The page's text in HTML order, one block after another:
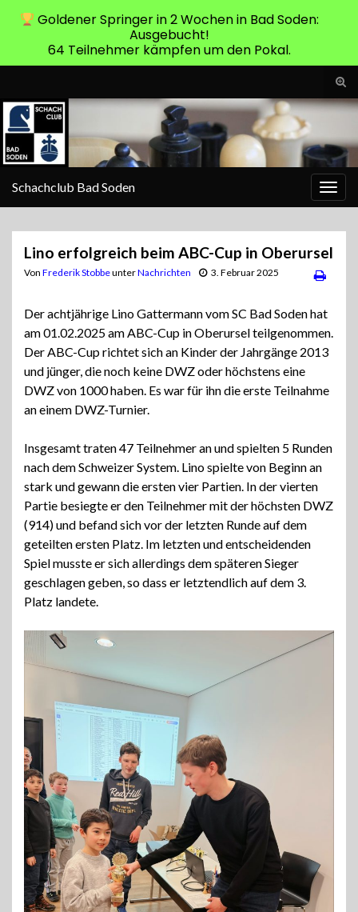
Schachclub Bad Soden
Lino erfolgreich beim ABC-Cup in Oberursel
Von Frederik StobbeunterNachrichten 3. Februar 2025
Der achtjährige Lino Gattermann vom SC Bad Soden hat
am 01.02.2025 am ABC-Cup in Oberursel teilgenommen.
Der ABC-Cup richtet sich an Kinder der Jahrgänge 2013
und jünger, die noch keine DWZ oder höchstens eine
DWZ von 1000 haben. Es war für ihn die erste Teilnahme
an einem DWZ-Turnier.
Insgesamt traten 47 Teilnehmer an und spielten 5 Runden
nach dem Schweizer System. Lino spielte von Beginn an
stark und gewann die ersten vier Partien. In der vierten
Partie besiegte er den Teilnehmer mit der höchsten DWZ
(914) und befand sich vor der letzten Runde auf dem
geteilten ersten Platz. Im letzten und entscheidenden
Spiel musste er sich allerdings dem späteren Sieger
geschlagen geben, so dass er letztendlich auf dem 3.
Platz landete.
Goldener Springer in 2 Wochen in Bad Soden:
Ausgebucht!
64 Teilnehmer kämpfen um den Pokal.